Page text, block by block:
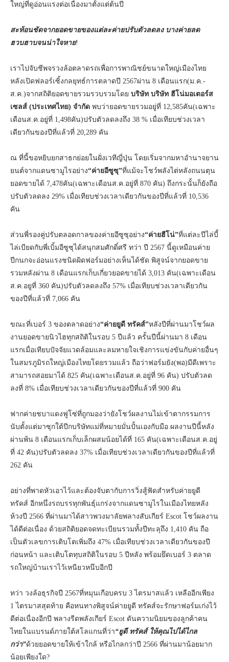
ใหญ่ที่ดูอ่อนแรงต่อเนื่องมาตั้งแต่ต้นปี
สะท้อนชัดจากยอดขายของแต่ละค่ายปรับตัวลดลง บางค่ายลด
ฮวบฮาบจนน่าใจหาย!
เราไปจับชีพจรวงล้อตลาดรถเพื่อการพาณิชย์ขนาดใหญ่เมืองไทย
หลังเปิดฟลอร์เซิ้งกลยุทธ์การตลาดปี 2567ผ่าน 8 เดือนแรก(ม.ค.-
ส.ค.)จากสถิติยอดขายรวมรวบรวมโดย บริษัท บริษัท ฮีโน่มอเตอร์ส
เซลส์ (ประเทศไทย) จำกัด พบว่ายอดขายรวมอยู่ที่ 12,585คัน(เฉพาะ
เดือนส.ค.อยู่ที่ 1,498คัน)ปรับตัวลดลงถึง 38 % เมื่อเทียบช่วงเวลา
เดียวกันของปีที่แล้วที่ 20,289 คัน
ณ ที่นี้ขอหยิบยกสาธกย่อยในฝั่งเวทีญี่ปุ่น โดยเริ่มจากมหาอำนาจยาน
ยนต์จากแดนซามูไรอย่าง“ค่ายอีซูซุ”ที่แม้จะโชว์พลังไต่หลังถนนตุน
ยอดขายได้ 7,478คัน(เฉพาะเดือนส.ค.อยู่ที่ 870 คัน) ถึงกระนั้นก็ยังถือ
ปรับตัวลดลง 29% เมื่อเทียบช่วงเวลาเดียวกันของปีที่แล้วที่ 10,536
คัน
ส่วนพี่รองคู่ปรับตลอดกาลของค่ายอีซูซุอย่าง“ค่ายฮีโน่”ที่แต่ละปีไล่บี้
ไล่เบียดกับพี่เบิ้มอีซูซุได้สนุกสมศักดิ์ศรี ทว่า ปี 2567 นี้ดูเหมือนค่าย
ปีกนกจะอ่อนแรงชนิดผิดฟอร์มอย่างเห็นได้ชัด พิสูจน์จากยอดขาย
รวมหลังผ่าน 8 เดือนแรกเก็บเกี่ยวยอดขายได้ 3,013 คัน(เฉพาะเดือน
ส.ค.อยูที่ 360 คัน)ปรับตัวลดลงถึง 57% เมื่อเทียบช่วงเวลาเดียวกัน
ของปีที่แล้วที่ 7,066 คัน
ขณะที่เบอร์ 3 ของตลาดอย่าง“ค่ายยูดี ทรัคส์”หลังปีที่ผ่านมาโชว์ผล
งานยอดขายนิวไฮทุกสถิติในรอบ 5 ปีแล้ว ครั้นปีนี้ผ่านมา 8 เดือน
แรกเมื่อเทียบปัจจัยแวดล้อมและลมหายใจเชิงการแข่งขันกับค่ายอื่นๆ
ในสมรภูมิรถใหญ่เมืองไทยโดยรวมแล้ว ถือว่าฟอร์มยัง(พอ)มีดีเพราะ
สามารถสอยมาได้ 825 คัน(เฉพาะเดือนส.ค.อยู่ที่ 96 คัน) ปรับตัวลด
ลงที่ 8% เมื่อเทียบช่วงเวลาเดียวกันของปีที่แล้วที่ 900 คัน
ฟากค่ายชบาแดงฟูโซ่ที่ถูกมองว่ายังโชว์ผลงานไม่เข้าตากรรมการ
นับตั้งแต่มาซุกใต้ปีกบริษัทแม่ที่หมายมั่นปั้นเองกับมือ ผลงานปีนี้หลัง
ผ่านพ้น 8 เดือนแรกเก็บเล็กผสมน้อยได้ที่ 165 คัน(เฉพาะเดือนส.ค.อยู่
ที่ 42 คัน)ปรับตัวลดลง 37% เมื่อเทียบช่วงเวลาเดียวกันของปีที่แล้วที่
262 คัน
อย่างที่พาดหัวเอาไว้และต้องจับตากับการวิ่งสู้ฟัดสำหรับค่ายยูดี
ทรัคส์ อีกหนึ่งรถบรรทุกพันธุ์แกร่งจากแดนซามูไรในเมืองไทยหลัง
ห้วงปี 2566 ที่ผ่านมาได้สาวพวงมาลัยพลางสับเกียร์ Escot โชว์ผลงาน
ได้ดีต่อเนื่อง ด้วยสถิติยอดจดทะเบียนรวมทั้งปีทะลุถึง 1,410 คัน ถือ
เป็นตัวเลขการเติบโตเพิ่มถึง 47% เมื่อเทียบช่วงเวลาเดียวกันของปี
ก่อนหน้า และเติบโตทุบสถิติในรอบ 5 ปีหลัง พร้อมยึดเบอร์ 3 ตลาด
รถใหญ่บ้านเราไว้เหนียวหนึบอีกปี
ทว่า วงล้อธุรกิจปี 2567ที่หมุนเกือบครบ 3 ไตรมาสแล้ว เหลืออีกเพียง
1 ไตรมาสสุดท้าย คือหนทางพิสูจน์ค่ายยูดี ทรัคส์จะรักษาฟอร์มเก่งไว้
ดีต่อเนื่องอีกปี พลางรีดพลังเกียร์ Escot ดันความนิยมของลูกค้าคน
ไทยในแบรนด์ภายใต้สโลแกนที่ว่า“ยูดี ทรัคส์ ให้คุณไปได้ไกล
กว่า”ด้วยยอดขายให้เข้าใกล้ หรือไกลกว่าปี 2566 ที่ผ่านมาน้อยมาก
น้อยเพียงใด?